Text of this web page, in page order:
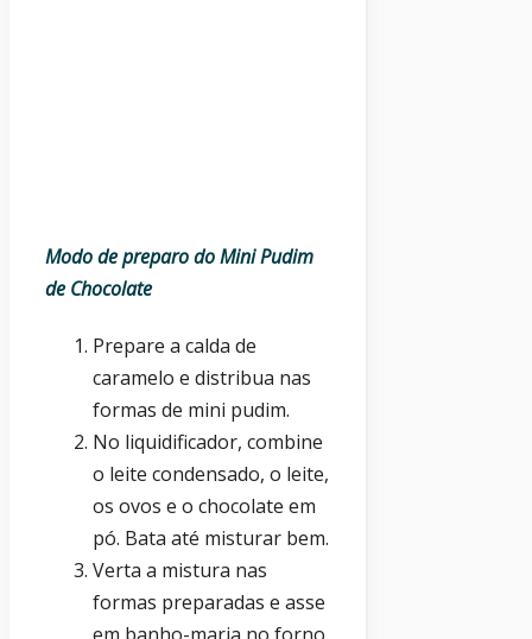
Modo de preparo do Mini Pudim
de Chocolate
Prepare a calda de
caramelo e distribua nas
formas de mini pudim.
No liquidificador, combine
o leite condensado, o leite,
os ovos e o chocolate em
pó. Bata até misturar bem.
Verta a mistura nas
formas preparadas e asse